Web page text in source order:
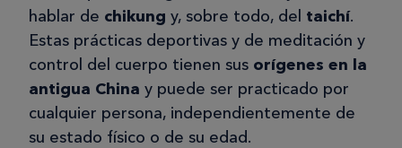
hablar de chikung y, sobre todo, del taichí.
Estas prácticas deportivas y de meditación y
control del cuerpo tienen sus orígenes en la
antigua China y puede ser practicado por
cualquier persona, independientemente de
su estado físico o de su edad.